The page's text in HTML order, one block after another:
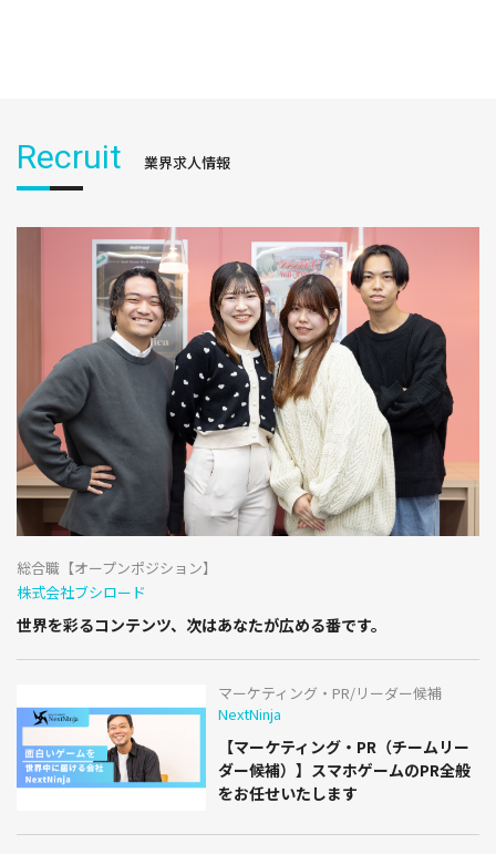
Recruit 業界求人情報
総合職【オープンポジション】
株式会社ブシロード
世界を彩るコンテンツ、次はあなたが広める番です。
マーケティング・PR/リーダー候補
NextNinja
【マーケティング・PR（チームリー
ダー候補）】スマホゲームのPR全般
をお任せいたします